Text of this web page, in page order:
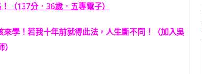
（137分．36歲．五專電子）
學！若我十年前就得此法，人生斷不同！
（加入吳